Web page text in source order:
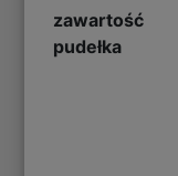
zawartość
pudełka